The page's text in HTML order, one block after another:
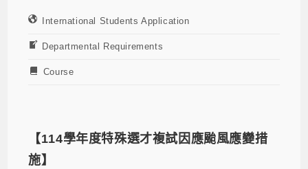
International Students Application
Departmental Requirements
Course
【114學年度特殊選才複試因應颱風應變措
施】